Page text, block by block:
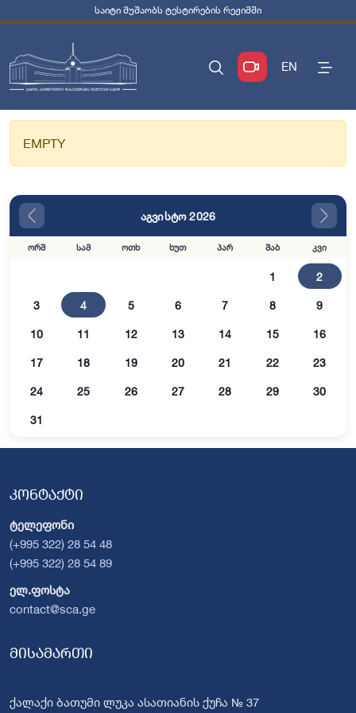
საიტი მუშაობს ტესტირების რეჟიმში
EN
EMPTY
აგვისტო 2026
ორშ სამ ოთხ ხუთ პარ შაბ კვი
1 2
3 4 5 6 7 8 9
10 11 12 13 14 15 16
17 18 19 20 21 22 23
24 25 26 27 28 29 30
31
კონტაქტი
ტელეფონი
(+995 322) 28 54 48
(+995 322) 28 54 89
ელ.ფოსტა
contact@sca.ge
მისამართი
ქალაქი ბათუმი ლუკა ასათიანის ქუჩა № 37